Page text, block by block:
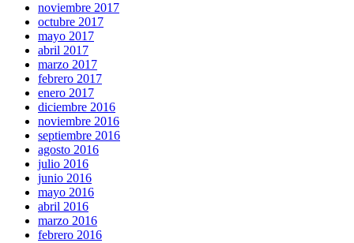
noviembre 2017
octubre 2017
mayo 2017
abril 2017
marzo 2017
febrero 2017
enero 2017
diciembre 2016
noviembre 2016
septiembre 2016
agosto 2016
julio 2016
junio 2016
mayo 2016
abril 2016
marzo 2016
febrero 2016